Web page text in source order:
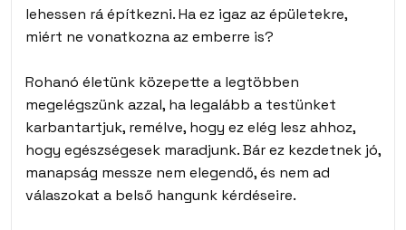
lehessen rá építkezni. Ha ez igaz az épületekre,
miért ne vonatkozna az emberre is?
Rohanó életünk közepette a legtöbben
megelégszünk azzal, ha legalább a testünket
karbantartjuk, remélve, hogy ez elég lesz ahhoz,
hogy egészségesek maradjunk. Bár ez kezdetnek jó,
manapság messze nem elegendő, és nem ad
válaszokat a belső hangunk kérdéseire.